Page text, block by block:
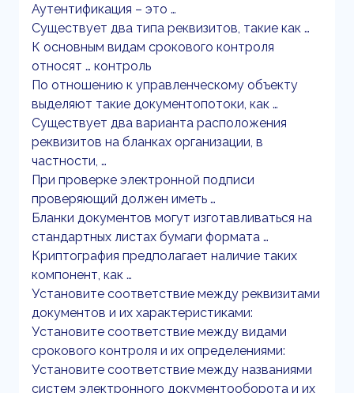
Аутентификация – это …
Существует два типа реквизитов, такие как …
К основным видам срокового контроля
относят … контроль
По отношению к управленческому объекту
выделяют такие документопотоки, как …
Существует два варианта расположения
реквизитов на бланках организации, в
частности, …
При проверке электронной подписи
проверяющий должен иметь …
Бланки документов могут изготавливаться на
стандартных листах бумаги формата …
Криптография предполагает наличие таких
компонент, как …
Установите соответствие между реквизитами
документов и их характеристиками:
Установите соответствие между видами
срокового контроля и их определениями:
Установите соответствие между названиями
систем электронного документооборота и их